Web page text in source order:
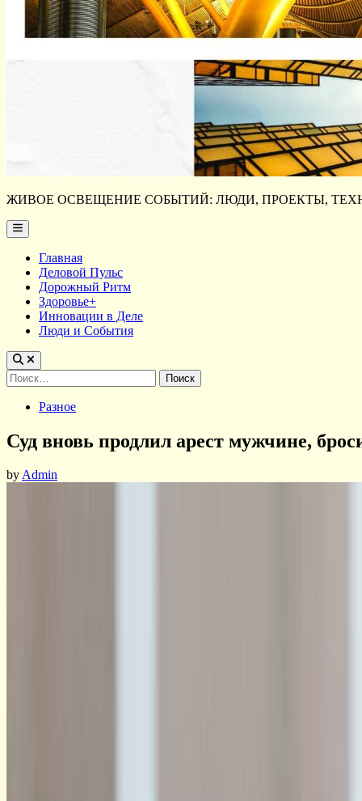
ЖИВОЕ ОСВЕЩЕНИЕ СОБЫТИЙ: ЛЮДИ, ПРОЕКТЫ,
Main
Menu
Главная
Деловой Пульс
Дорожный Ритм
Здоровье+
Инновации в Деле
Люди и События
Найти:
PostedРазное
Суд вновь продлил арест мужчине,
byAdmin